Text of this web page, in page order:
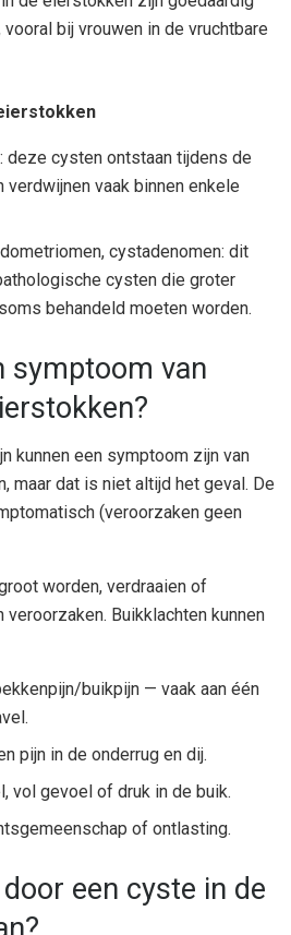
bij vrouwen in de vruchtbare
deze cysten ontstaan tijdens de
verdwijnen vaak binnen enkele
cystadenomen: dit
cysten die groter
behandeld moeten worden.
symptoom van
kunnen een symptoom zijn van
maar dat is niet altijd het geval. De
(veroorzaken geen
worden, verdraaien of
veroorzaken. Buikklachten kunnen
buikpijn — vaak aan één
pijn in de onderrug en dij.
vol gevoel of druk in de buik.
of ontlasting.
een cyste in de